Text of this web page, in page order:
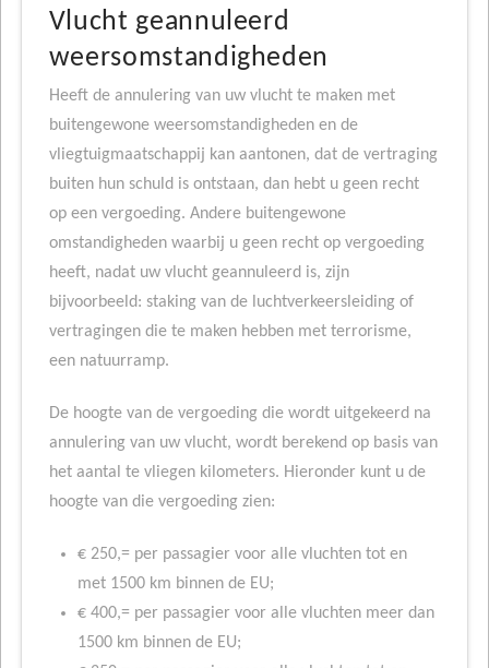
Vlucht geannuleerd
weersomstandigheden
Heeft de annulering van uw vlucht te maken met
buitengewone weersomstandigheden en de
vliegtuigmaatschappij kan aantonen, dat de vertraging
buiten hun schuld is ontstaan, dan hebt u geen recht
op een vergoeding. Andere buitengewone
omstandigheden waarbij u geen recht op vergoeding
heeft, nadat uw vlucht geannuleerd is, zijn
bijvoorbeeld: staking van de luchtverkeersleiding of
vertragingen die te maken hebben met terrorisme,
een natuurramp.
De hoogte van de vergoeding die wordt uitgekeerd na
annulering van uw vlucht, wordt berekend op basis van
het aantal te vliegen kilometers. Hieronder kunt u de
hoogte van die vergoeding zien:
€ 250,= per passagier voor alle vluchten tot en
met 1500 km binnen de EU;
€ 400,= per passagier voor alle vluchten meer dan
1500 km binnen de EU;